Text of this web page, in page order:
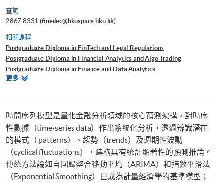
查詢
2867 8331 (finedec@hkuspace.hku.hk)
相關課程
Postgraduate Diploma in FinTech and Legal Regulations
Postgraduate Diploma in Financial Analytics and Algo Trading
Postgraduate Diploma in Finance and Data Analytics
Certificate for Module (Time Series Methods and Technical Analysis)
更多相
時間序列模型是量化金融分析領域的核心預測架構，對時序
性數據（time-series data）作出系統化分析，透過辨識潛在
的模式（ patterns）、趨勢（trends）及週期性波動
（cyclical fluctuations），建構具有統計顯著性的預測推論。
傳統方法論如自回歸整合移動平均（ARIMA）和指數平滑法
（Exponential Smoothing）已成為計量經濟學的基準模型；